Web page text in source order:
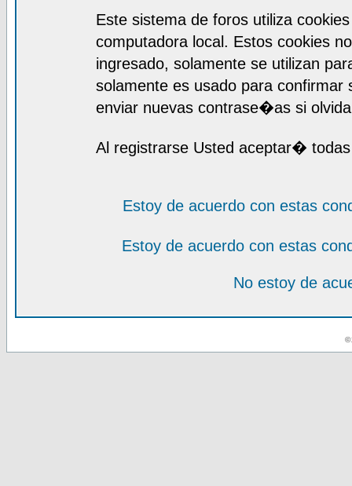
Este sistema de foros utiliza
computadora local. Estos cookies
ingresado, solamente se utilizan
solamente es usado para
enviar nuevas contrase�as si
Al registrarse Usted aceptar�
Estoy de acuerdo con estas
Estoy de acuerdo con estas
No estoy de
©